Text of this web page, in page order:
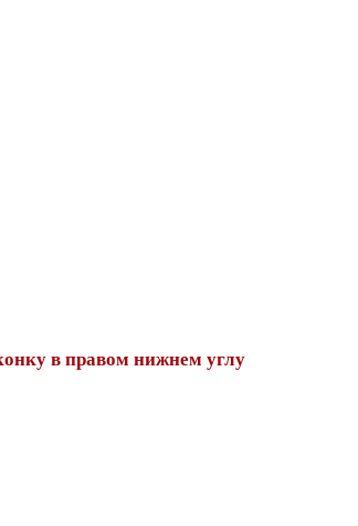
в правом нижнем углу